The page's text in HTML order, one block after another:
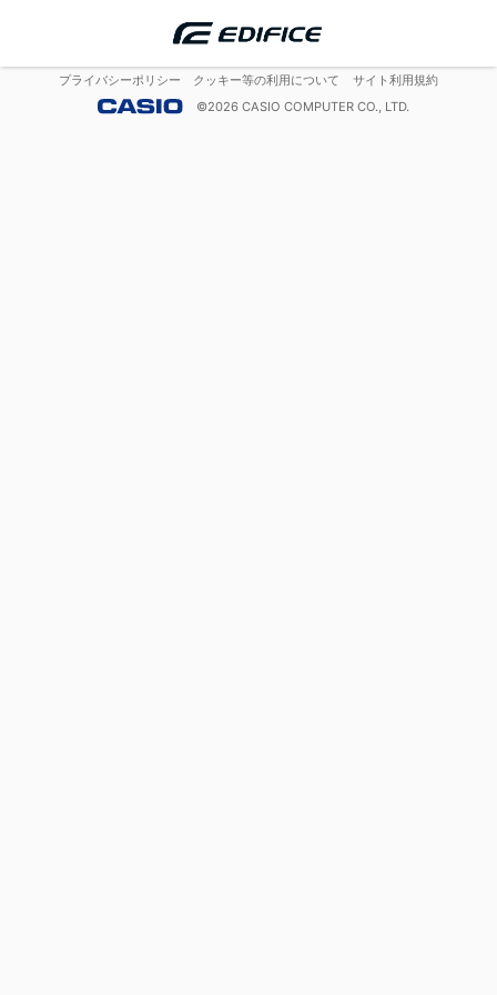
プライバシーポリシー クッキー等の利用について
サイト利用規約
©2026 CASIO COMPUTER CO., LTD.